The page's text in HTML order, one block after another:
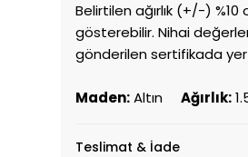
Belirtilen ağırlık (+/-) %10
gösterebilir. Nihai
gönderilen sertifikada yer
Maden:Altın Ağırlık:
Teslimat & İade